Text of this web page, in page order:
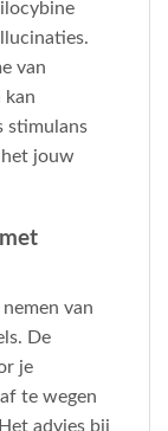
van
stimulans
jouw
van
De
je
te wegen
advies bij